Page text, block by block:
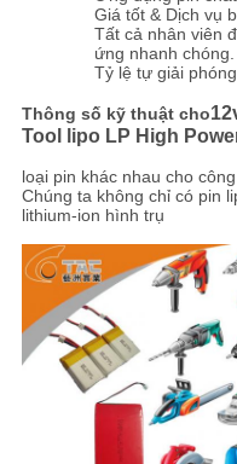
PRIVACY
POLICY
Giá tốt & Dịch vụ
Tất cả nhân viên
ứng nhanh chóng.
Tỷ lệ tự giải
Thông số kỹ thuật cho
Tool lipo LP High
loại pin khác nhau cho
Chúng ta không chỉ có pin
lithium-ion hình trụ